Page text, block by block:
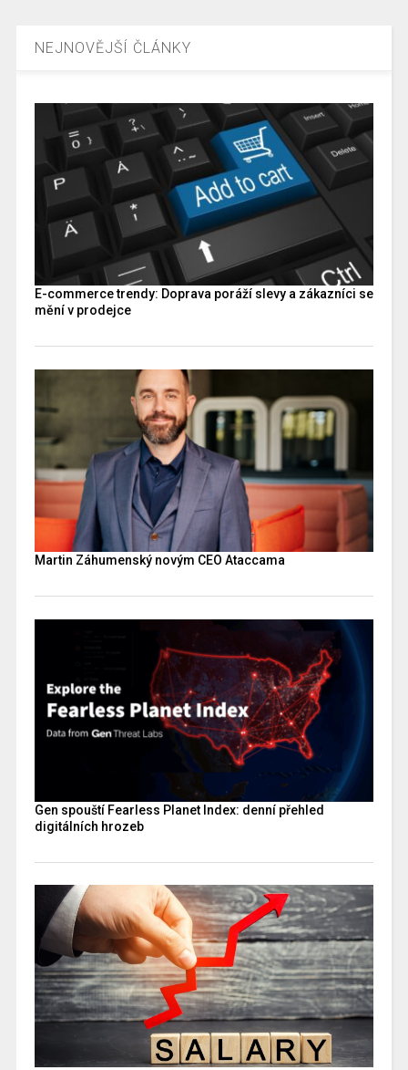
NEJNOVĚJŠÍ ČLÁNKY
E-commerce trendy: Doprava poráží slevy a zákazníci se
mění v prodejce
Martin Záhumenský novým CEO Ataccama
Gen spouští Fearless Planet Index: denní přehled
digitálních hrozeb